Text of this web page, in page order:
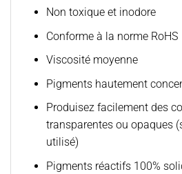
Non toxique et inodore
Conforme à la norme RoHS
Viscosité moyenne
Pigments hautement
Produisez facilement des
transparentes ou opaques
utilisé)
Pigments réactifs 100%